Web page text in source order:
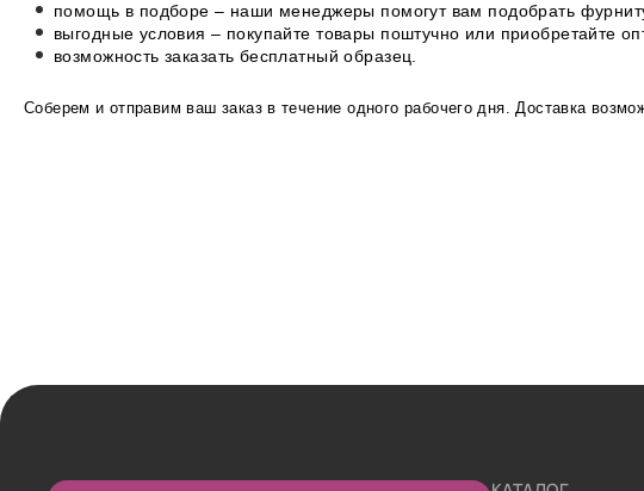
помощь в подборе – наши менеджеры помогут вам подобрать
выгодные условия – покупайте товары поштучно или приобретайте
возможность заказать бесплатный образец.
Соберем и отправим ваш заказ в течение одного рабочего дня. Доставка